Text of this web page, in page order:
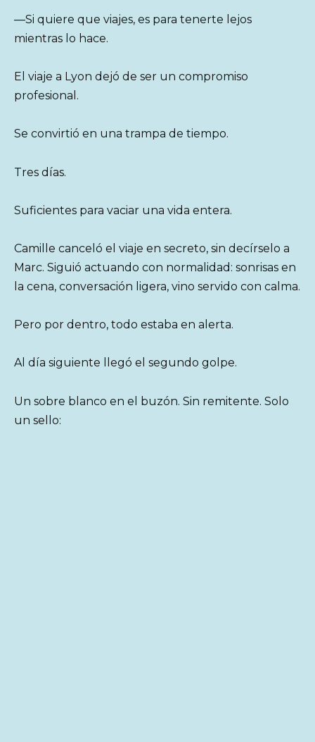
—Si quiere que viajes, es para tenerte lejos
mientras lo hace.
El viaje a Lyon dejó de ser un compromiso
profesional.
Se convirtió en una trampa de tiempo.
Tres días.
Suficientes para vaciar una vida entera.
Camille canceló el viaje en secreto, sin decírselo a
Marc. Siguió actuando con normalidad: sonrisas en
la cena, conversación ligera, vino servido con calma.
Pero por dentro, todo estaba en alerta.
Al día siguiente llegó el segundo golpe.
Un sobre blanco en el buzón. Sin remitente. Solo
un sello: